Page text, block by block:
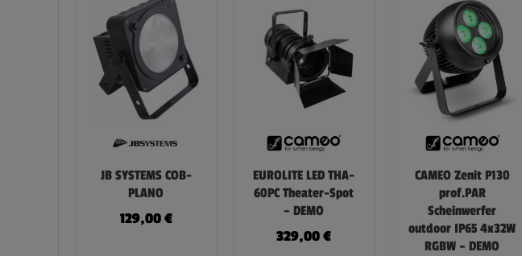
JB SYSTEMS COB-
PLANO
129,00€
EUROLITE LED THA-
60PC Theater-Spot
– DEMO
329,00€
CAMEO Zenit P130
prof.PAR
Scheinwerfer
outdoor IP65 4x32W
RGBW – DEMO